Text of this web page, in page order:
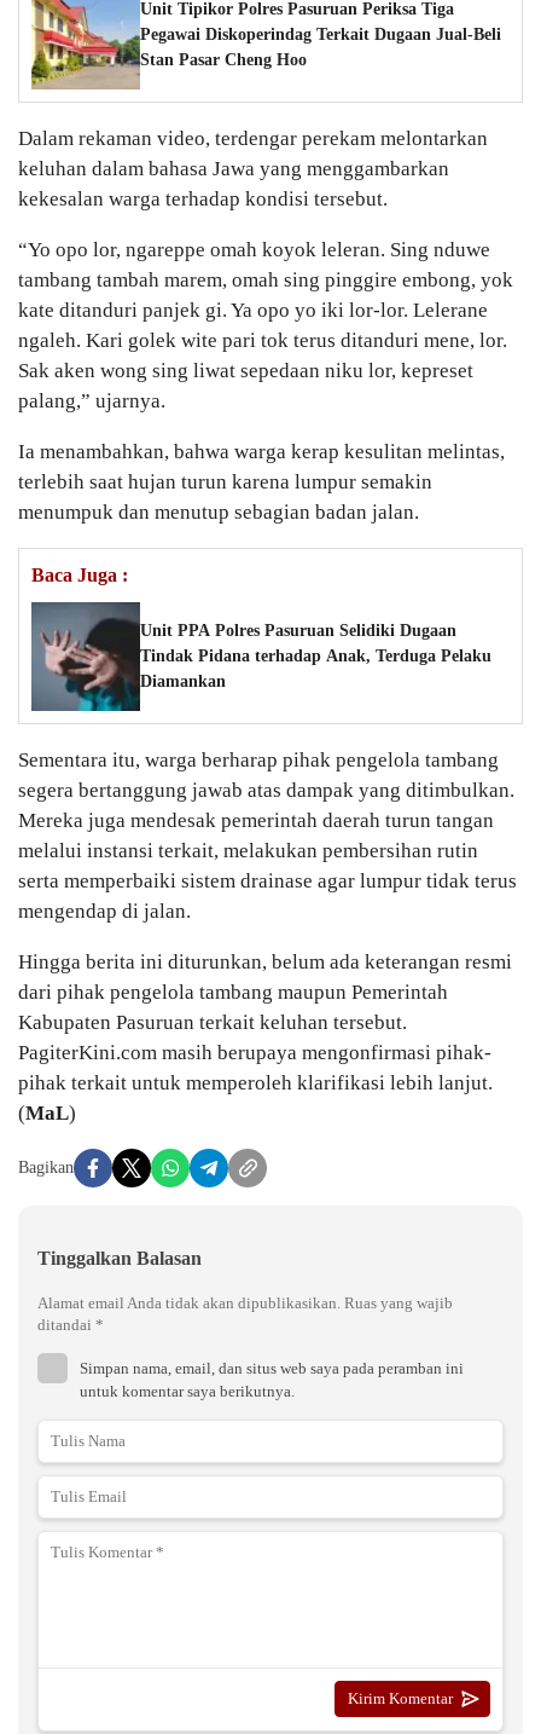
Unit Tipikor Polres Pasuruan Periksa Tiga
Pegawai Diskoperindag Terkait Dugaan Jual-Beli
Stan Pasar Cheng Hoo
Dalam rekaman video, terdengar perekam melontarkan
keluhan dalam bahasa Jawa yang menggambarkan
kekesalan warga terhadap kondisi tersebut.
“Yo opo lor, ngareppe omah koyok leleran. Sing nduwe
tambang tambah marem, omah sing pinggire embong, yok
kate ditanduri panjek gi. Ya opo yo iki lor-lor. Lelerane
ngaleh. Kari golek wite pari tok terus ditanduri mene, lor.
Sak aken wong sing liwat sepedaan niku lor, kepreset
palang,” ujarnya.
Ia menambahkan, bahwa warga kerap kesulitan melintas,
terlebih saat hujan turun karena lumpur semakin
menumpuk dan menutup sebagian badan jalan.
Baca Juga :
Unit PPA Polres Pasuruan Selidiki Dugaan
Tindak Pidana terhadap Anak, Terduga Pelaku
Diamankan
Sementara itu, warga berharap pihak pengelola tambang
segera bertanggung jawab atas dampak yang ditimbulkan.
Mereka juga mendesak pemerintah daerah turun tangan
melalui instansi terkait, melakukan pembersihan rutin
serta memperbaiki sistem drainase agar lumpur tidak terus
mengendap di jalan.
Hingga berita ini diturunkan, belum ada keterangan resmi
dari pihak pengelola tambang maupun Pemerintah
Kabupaten Pasuruan terkait keluhan tersebut.
PagiterKini.com masih berupaya mengonfirmasi pihak-
pihak terkait untuk memperoleh klarifikasi lebih lanjut.
(MaL)
Bagikan
Tinggalkan Balasan
Alamat email Anda tidak akan dipublikasikan. Ruas yang wajib
ditandai *
Simpan nama, email, dan situs web saya pada peramban ini
untuk komentar saya berikutnya.